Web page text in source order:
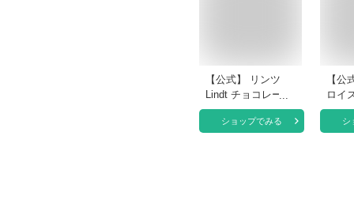
【公式】 リンツ
Lindt チョコレート
ドバイスタイルチョ
コレート プラリネ
ショップでみる
【公
ロイ
ョコ
10シ